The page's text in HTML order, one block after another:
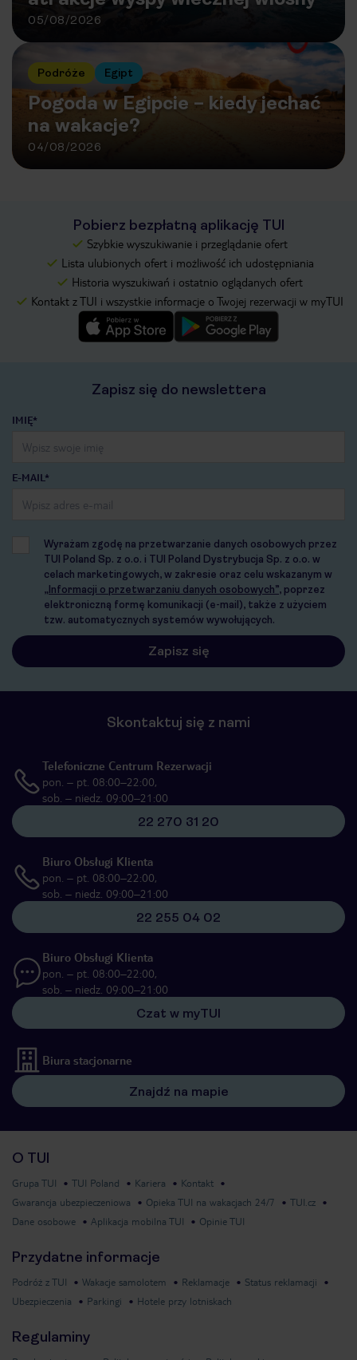
05/08/2026
Podróże Egipt
Pogoda w Egipcie – kiedy jechać
na wakacje?
04/08/2026
Pobierz bezpłatną aplikację TUI
Szybkie wyszukiwanie i przeglądanie ofert
Lista ulubionych ofert i możliwość ich udostępniania
Historia wyszukiwań i ostatnio oglądanych ofert
Kontakt z TUI i wszystkie informacje o Twojej rezerwacji w myTUI
Zapisz się do newslettera
IMIĘ*
E-MAIL*
Wyrażam zgodę na przetwarzanie danych osobowych przez
TUI Poland Sp. z o.o. i TUI Poland Dystrybucja Sp. z o.o. w
celach marketingowych, w zakresie oraz celu wskazanym w
„Informacji o przetwarzaniu danych osobowych”, poprzez
elektroniczną formę komunikacji (e-mail), także z użyciem
tzw. automatycznych systemów wywołujących.
Skontaktuj się z nami
Telefoniczne Centrum Rezerwacji
pon. – pt. 08:00–22:00,
sob. – niedz. 09:00–21:00
22 270 31 20
Biuro Obsługi Klienta
pon. – pt. 08:00–22:00,
sob. – niedz. 09:00–21:00
22 255 04 02
Biuro Obsługi Klienta
pon. – pt. 08:00–22:00,
sob. – niedz. 09:00–21:00
Czat w myTUI
Biura stacjonarne
Znajdź na mapie
O TUI
Grupa TUI TUI Poland Kariera
Kontakt
Gwarancja ubezpieczeniowa
Opieka TUI na wakacjach 24/7
TUI.cz
Dane osobowe
Aplikacja mobilna TUI Opinie TUI
Przydatne informacje
Podróż z TUI Wakacje samolotem Reklamacje
Status reklamacji
Ubezpieczenia
Parkingi Hotele przy lotniskach
Regulaminy